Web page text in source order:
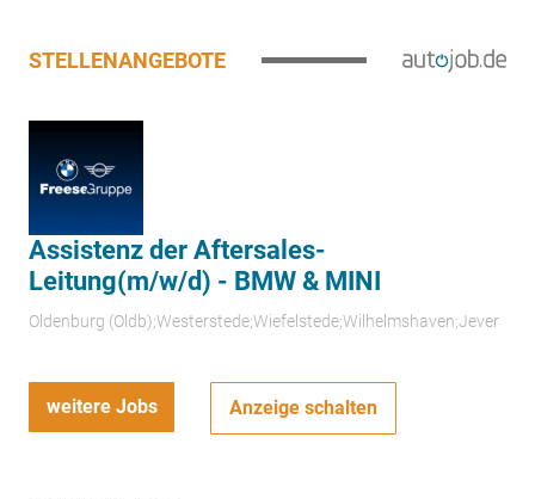
STELLENANGEBOTE
Assistenz der Aftersales-
Leitung(m/w/d) - BMW & MINI
Oldenburg (Oldb);Westerstede;Wiefelstede;Wilhelmshaven;Jever
weitere Jobs Anzeige schalten